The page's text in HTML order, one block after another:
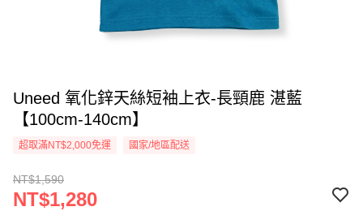
Uneed 氧化鋅天絲短袖上衣-長頸鹿 湛藍
【100cm-140cm】
超取滿NT$2,000免運 國家/地區配送
NT$1,590
NT$1,280